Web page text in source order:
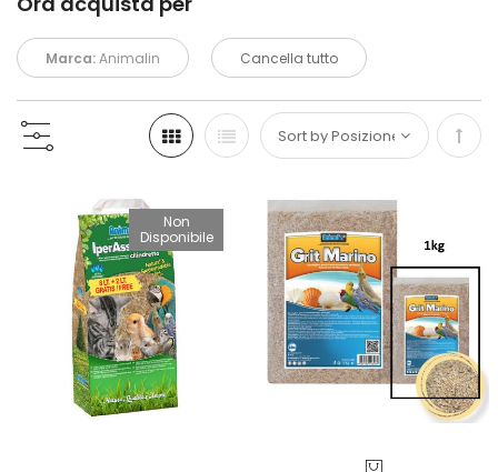
Marca:Animalin Cancella tutto
Non
Disponibile